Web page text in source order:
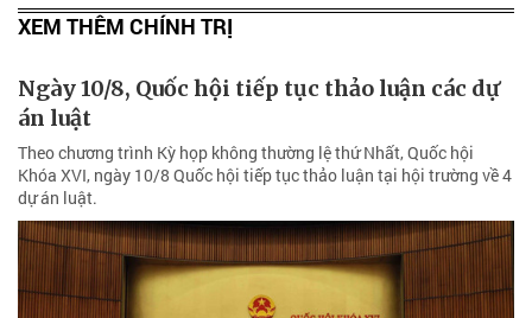
XEM THÊM CHÍNH TRỊ
Ngày 10/8, Quốc hội tiếp tục thảo luận các dự
án luật
Theo chương trình Kỳ họp không thường lệ thứ Nhất, Quốc hội
Khóa XVI, ngày 10/8 Quốc hội tiếp tục thảo luận tại hội trường về 4
dự án luật.